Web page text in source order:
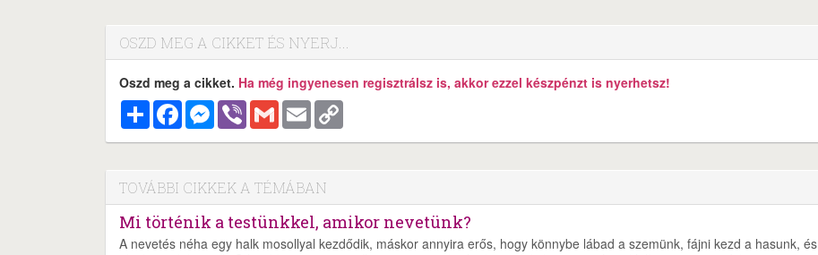
OSZD MEG A CIKKET ÉS NYERJ...
Oszd meg a cikket. Ha még ingyenesen regisztrálsz is, akkor ezzel készpénzt is nyerhetsz!
MegosztásFacebookMessenger
Viber Gmail Email
TOVÁBBI CIKKEK A TÉMÁBAN
Mi történik a testünkkel, amikor nevetünk?
A nevetés néha egy halk mosollyal kezdődik, máskor annyira erős, hogy könnybe lábad a szemünk, fájni kezd a hasunk, és